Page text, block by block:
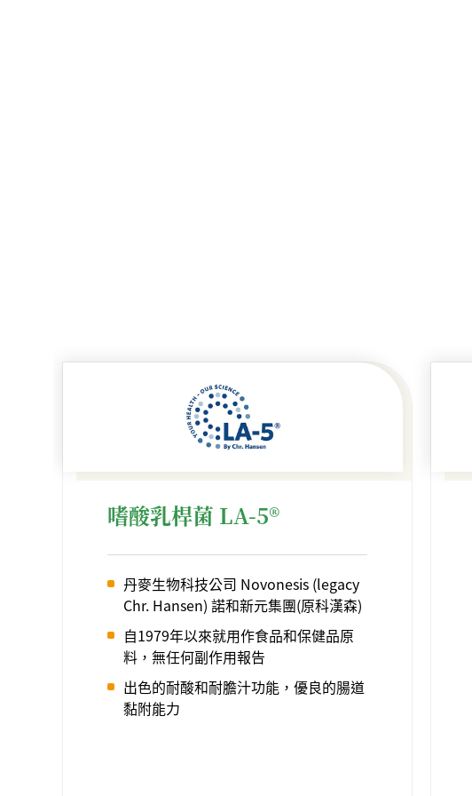
嗜酸乳桿菌 LA-5®
丹麥生物科技公司 Novonesis (legacy
Chr. Hansen) 諾和新元集團(原科漢森)
自1979年以來就用作食品和保健品原
料，無任何副作用報告
出色的耐酸和耐膽汁功能，優良的腸道
黏附能力